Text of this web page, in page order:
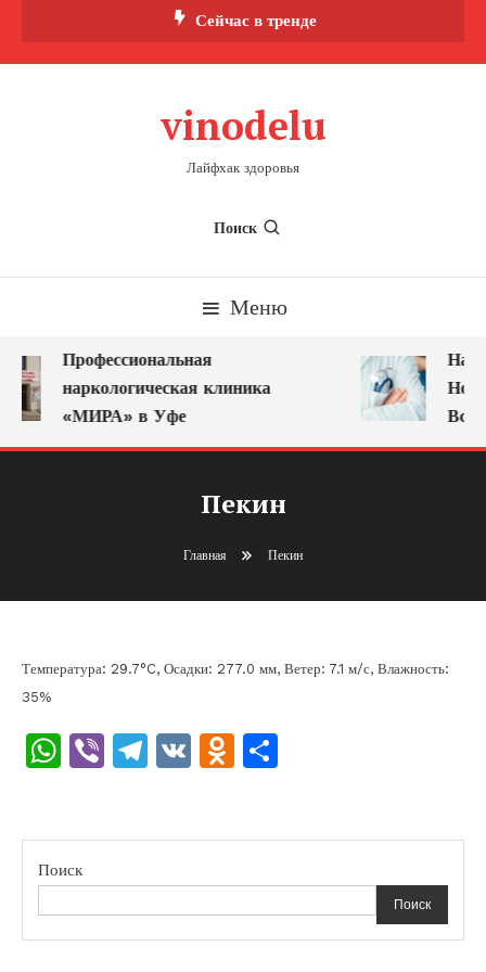
Сейчас в тренде
vinodelu
Лайфхак здоровья
Поиск
Меню
Профессиональная
наркологическая клиника
«МИРА» в Уфе
Пекин
Главная Пекин
Температура: 29.7°C, Осадки: 277.0 мм, Ветер: 7.1 м/с, Влажность:
35%
WhatsApp
ViberTelegram
VK Odnoklassniki
Поиск
Поиск